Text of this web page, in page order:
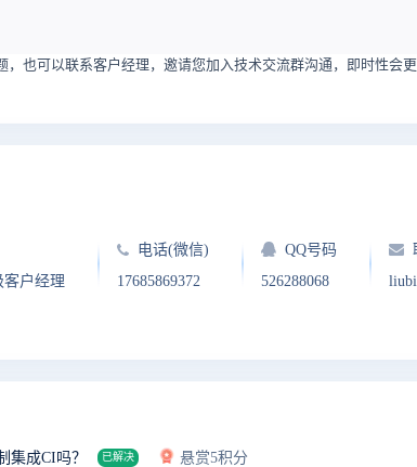
，也可以联系客户经理，邀请您加入技术交流群沟通，即时性会更
客户经理
电话(微信)
17685869372
QQ号码
526288068
集成CI吗？ 已解决 悬赏5积分